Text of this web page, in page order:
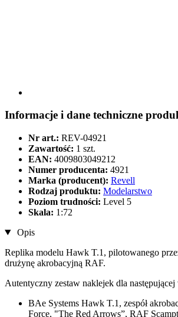
Informacje i dane techniczne
Nr art.: REV-04921
Zawartość: 1 szt.
EAN: 4009803049212
Numer producenta: 4921
Marka (producent): Revell
Rodzaj produktu: Modelarstwo
Poziom trudności: Level 5
Skala: 1:72
Opis
Replika modelu Hawk T.1, pilotowanego
drużynę akrobacyjną RAF.
Autentyczny zestaw naklejek dla następującej
BAe Systems Hawk T.1, zespół
Force, "The Red Arrows”, RAF